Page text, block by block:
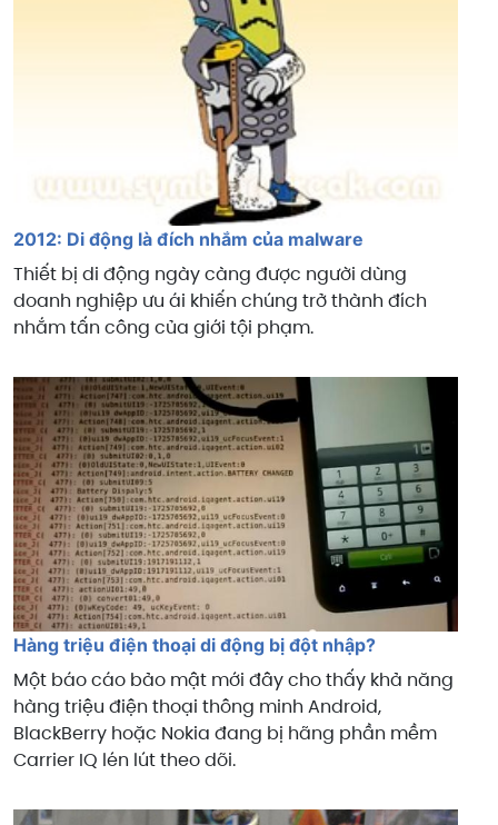
2012: Di động là đích nhắm của malware
Thiết bị di động ngày càng được người dùng
doanh nghiệp ưu ái khiến chúng trở thành đích
nhắm tấn công của giới tội phạm.
Hàng triệu điện thoại di động bị đột nhập?
Một báo cáo bảo mật mới đây cho thấy khả năng
hàng triệu điện thoại thông minh Android,
BlackBerry hoặc Nokia đang bị hãng phần mềm
Carrier IQ lén lút theo dõi.